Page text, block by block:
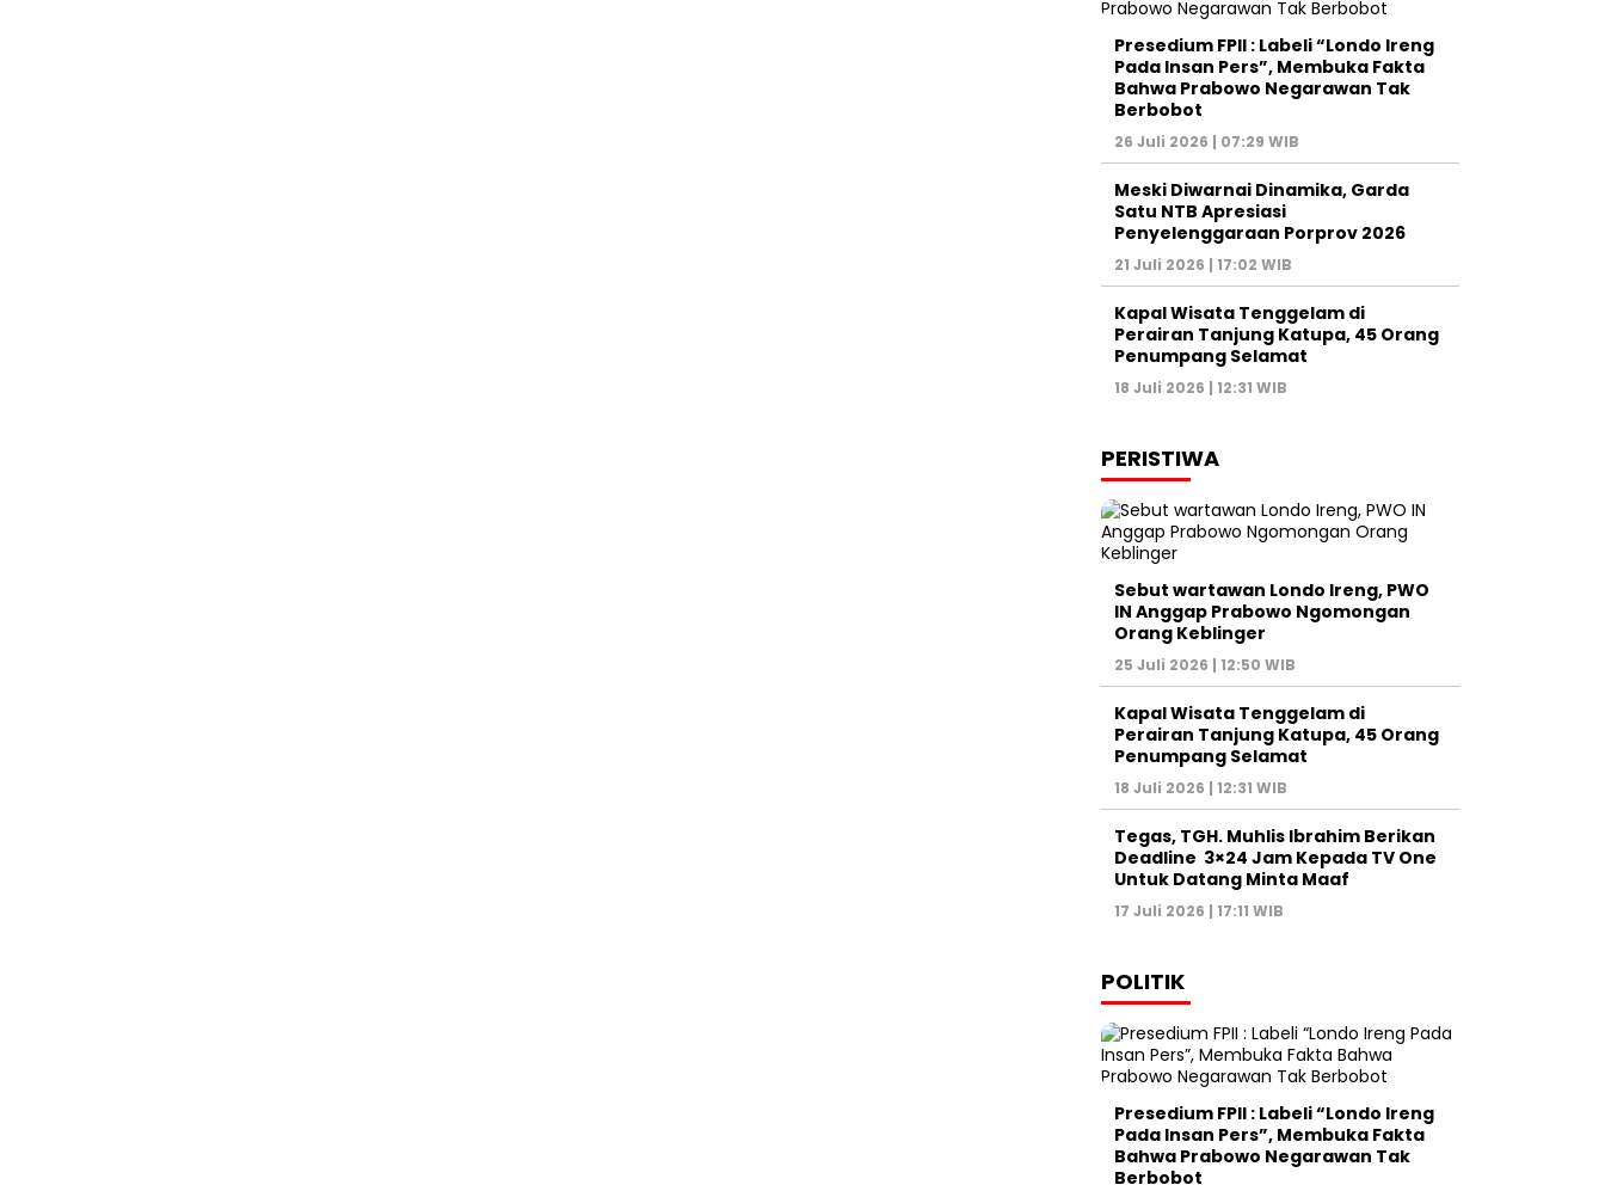
Presedium FPII : Labeli “Londo Ireng
Pada Insan Pers”, Membuka Fakta
Bahwa Prabowo Negarawan Tak
Berbobot
26 Juli 2026 | 07:29 WIB
Meski Diwarnai Dinamika, Garda
Satu NTB Apresiasi
Penyelenggaraan Porprov 2026 ‎
21 Juli 2026 | 17:02 WIB
Kapal Wisata Tenggelam di
Perairan Tanjung Katupa, 45 Orang
Penumpang Selamat
18 Juli 2026 | 12:31 WIB
PERISTIWA
Sebut wartawan Londo Ireng, PWO
IN Anggap Prabowo Ngomongan
Orang Keblinger
25 Juli 2026 | 12:50 WIB
Kapal Wisata Tenggelam di
Perairan Tanjung Katupa, 45 Orang
Penumpang Selamat
18 Juli 2026 | 12:31 WIB
Tegas, TGH. Muhlis Ibrahim Berikan
Deadline 3×24 Jam Kepada TV One
Untuk Datang Minta Maaf
17 Juli 2026 | 17:11 WIB
POLITIK
Presedium FPII : Labeli “Londo Ireng
Pada Insan Pers”, Membuka Fakta
Bahwa Prabowo Negarawan Tak
Berbobot